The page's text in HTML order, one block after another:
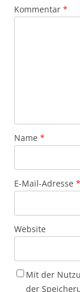
Kommentar *
Name *
E-Mail-Adresse *
Website
Mit der
der